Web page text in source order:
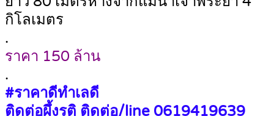
กิโลเมตร
.
ราคา 150 ล้าน
.
#ราคาดีทำเลดี
ติดต่อผึ้งรติ ติดต่อ/line 0619419639